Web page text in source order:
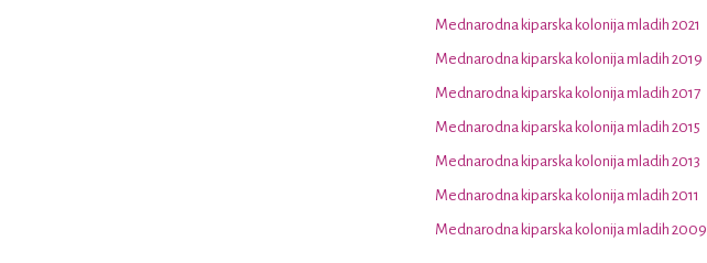
Mednarodna kiparska kolonija mladih 2021
Mednarodna kiparska kolonija mladih 2019
Mednarodna kiparska kolonija mladih 2017
Mednarodna kiparska kolonija mladih 2015
Mednarodna kiparska kolonija mladih 2013
Mednarodna kiparska kolonija mladih 2011
Mednarodna kiparska kolonija mladih 2009